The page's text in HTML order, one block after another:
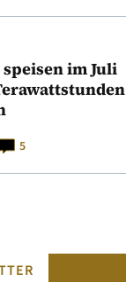
im Juli
5